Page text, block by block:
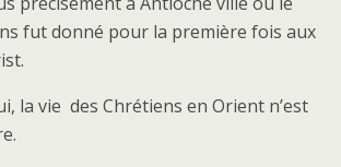
fut donné pour la première fois aux
la vie des Chrétiens en Orient n’est